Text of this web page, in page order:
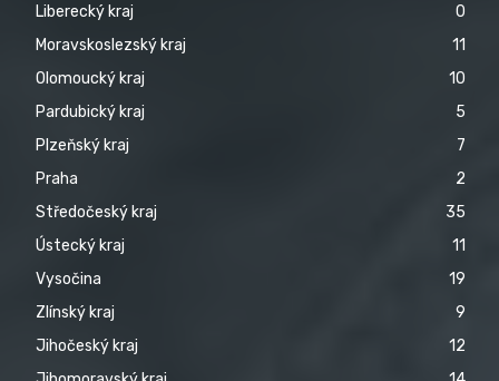
Liberecký kraj
0
Moravskoslezský kraj
11
Olomoucký kraj
10
Pardubický kraj
5
Plzeňský kraj
7
Praha
2
Středočeský kraj
35
Ústecký kraj
11
Vysočina
19
Zlínský kraj
9
Jihočeský kraj
12